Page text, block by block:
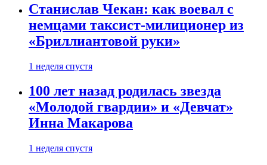
Станислав Чекан: как воевал с
немцами таксист-милиционер из
«Бриллиантовой руки»
1 неделя спустя
100 лет назад родилась звезда
«Молодой гвардии» и «Девчат»
Инна Макарова
1 неделя спустя